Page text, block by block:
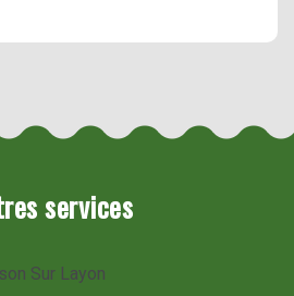
services
Sur Layon